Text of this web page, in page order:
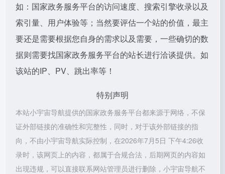
如：国家政务服务平台的访问速度、搜索引擎收录以及
索引量、用户体验等；当然要评估一个站的价值，最主
要还是需要根据您自身的需求以及需要，一些确切的数
据则需要找国家政务服务平台的站长进行洽谈提供。如
该站的IP、PV、跳出率等！
特别声明
本站小宇宙导航提供的国家政务服务平台都来源于网络，不保
证外部链接的准确性和完整性，同时，对于该外部链接的指
向，不由小宇宙导航实际控制，在2026年7月5日 下午4:26收
录时，该网页上的内容，都属于合规合法，后期网页的内容如
出现违规，可以直接联系网站管理员进行删除，小宇宙导航不